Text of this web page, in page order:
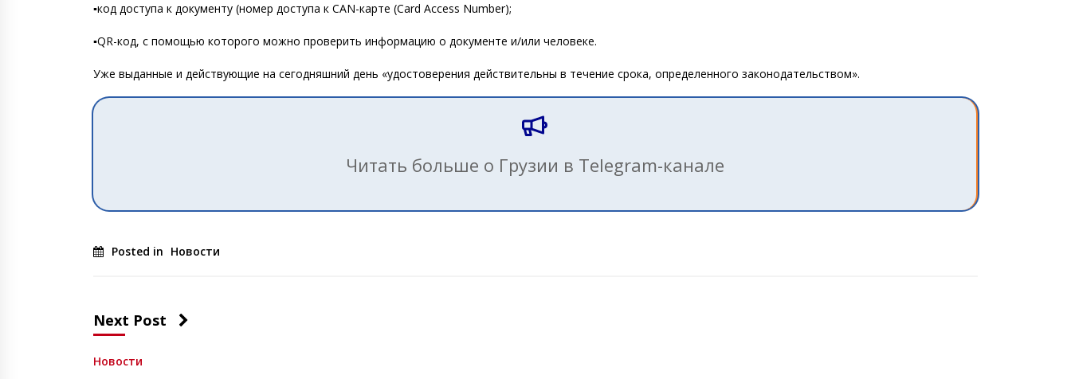
▪️код доступа к документу (номер доступа к CAN-карте (Card Access Number);
▪️QR-код, с помощью которого можно проверить информацию о документе и/или человеке.
Уже выданные и действующие на сегодняшний день «удостоверения действительны в течение срока, определенного законодательством».
Читать больше о Грузии в Telegram-канале
Posted in Новости
Next Post
Новости